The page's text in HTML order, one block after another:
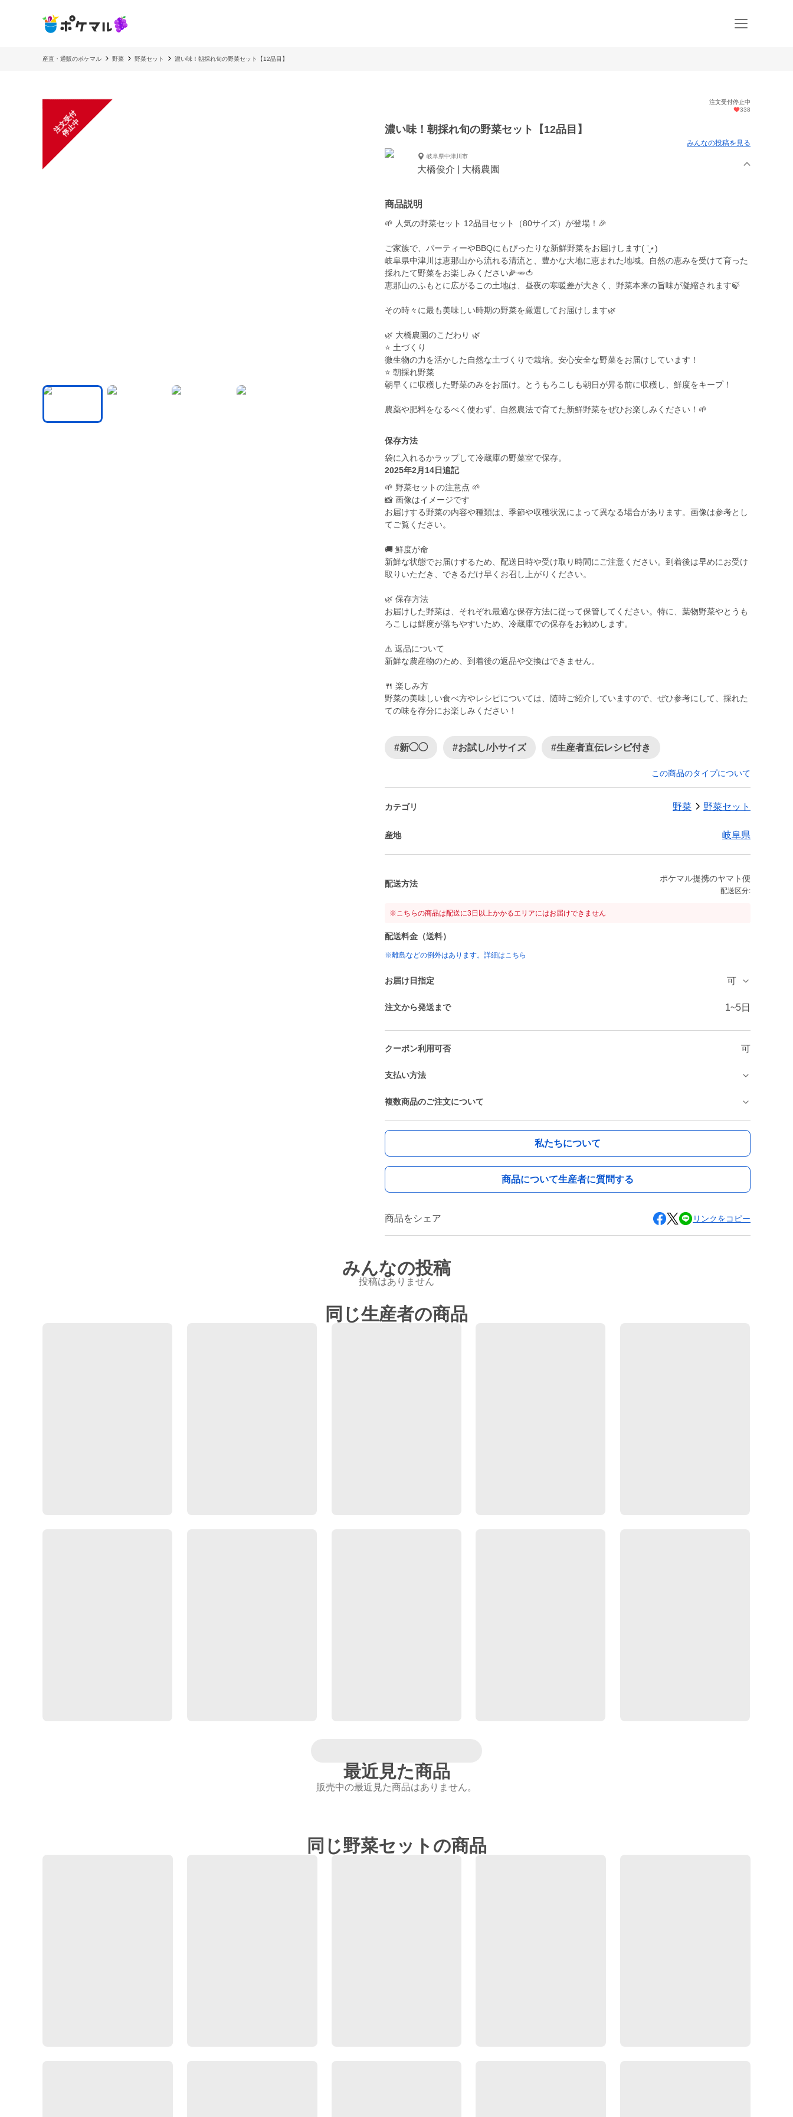
産直・通販のポケマル 野菜 野菜セット 濃い味！朝採れ旬の野菜セット【12品目】
注
文
受
付
停
止
中
注文受付停止中
338
濃い味！朝採れ旬の野菜セット【12品目】
みんなの投稿を見る
岐阜県中津川市
大橋俊介 | 大橋農園
商品説明
🌱 人気の野菜セット 12品目セット（80サイズ）が登場！🎉
ご家族で、パーティーやBBQにもぴったりな新鮮野菜をお届けします( ¨̮⋆)
岐阜県中津川は恵那山から流れる清流と、豊かな大地に恵まれた地域。自然の恵みを受けて育った
採れたて野菜をお楽しみください🌽🥕🍅
恵那山のふもとに広がるこの土地は、昼夜の寒暖差が大きく、野菜本来の旨味が凝縮されます🍃
その時々に最も美味しい時期の野菜を厳選してお届けします🌿
🌿 大橋農園のこだわり 🌿
⭐️ 土づくり
微生物の力を活かした自然な土づくりで栽培。安心安全な野菜をお届けしています！
⭐️ 朝採れ野菜
朝早くに収穫した野菜のみをお届け。とうもろこしも朝日が昇る前に収穫し、鮮度をキープ！
農薬や肥料をなるべく使わず、自然農法で育てた新鮮野菜をぜひお楽しみください！🌱
保存方法
袋に入れるかラップして冷蔵庫の野菜室で保存。
2025年2月14日追記
🌱 野菜セットの注意点 🌱
📸 画像はイメージです
お届けする野菜の内容や種類は、季節や収穫状況によって異なる場合があります。画像は参考とし
てご覧ください。
🚚 鮮度が命
新鮮な状態でお届けするため、配送日時や受け取り時間にご注意ください。到着後は早めにお受け
取りいただき、できるだけ早くお召し上がりください。
🌿 保存方法
お届けした野菜は、それぞれ最適な保存方法に従って保管してください。特に、葉物野菜やとうも
ろこしは鮮度が落ちやすいため、冷蔵庫での保存をお勧めします。
⚠️ 返品について
新鮮な農産物のため、到着後の返品や交換はできません。
🍴 楽しみ方
野菜の美味しい食べ方やレシピについては、随時ご紹介していますので、ぜひ参考にして、採れた
ての味を存分にお楽しみください！
#新◯◯ #お試し/小サイズ #生産者直伝レシピ付き
この商品のタイプについて
カテゴリ 野菜 野菜セット
産地 岐阜県
配送方法
ポケマル提携のヤマト便
配送区分:
※こちらの商品は配送に3日以上かかるエリアにはお届けできません
配送料金（送料）
※離島などの例外はあります。詳細はこちら
お届け日指定 可
注文から発送まで 1~5日
クーポン利用可否 可
支払い方法
複数商品のご注文について
私たちについて
商品について生産者に質問する
商品をシェア リンクをコピー
みんなの投稿
投稿はありません
同じ生産者の商品
最近見た商品
販売中の最近見た商品はありません。
同じ野菜セットの商品